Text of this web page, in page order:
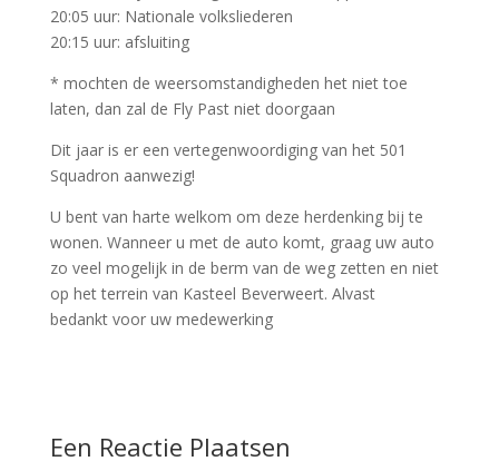
20:05 uur: Nationale volksliederen
20:15 uur: afsluiting
* mochten de weersomstandigheden het niet toe
laten, dan zal de Fly Past niet doorgaan
Dit jaar is er een vertegenwoordiging van het 501
Squadron aanwezig!
U bent van harte welkom om deze herdenking bij te
wonen. Wanneer u met de auto komt, graag uw auto
zo veel mogelijk in de berm van de weg zetten en niet
op het terrein van Kasteel Beverweert. Alvast
bedankt voor uw medewerking
Een Reactie Plaatsen